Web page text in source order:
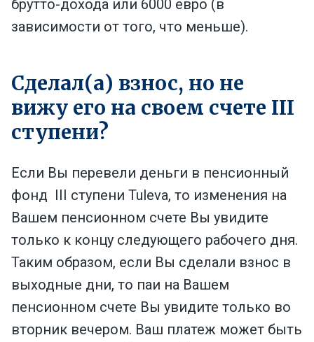
брутто-дохода или 6000 евро (в
зависимости от того, что меньше).
Сделал(а) взнос, но не
вижу его на своем счете III
ступени?
Если Вы перевели деньги в пенсионный
фонд III ступени Tuleva, то изменения на
Вашем пенсионном счете Вы увидите
только к концу следующего рабочего дня.
Таким образом, если Вы сделали взнос в
выходные дни, то паи на Вашем
пенсионном счете Вы увидите только во
вторник вечером. Ваш платеж может быть